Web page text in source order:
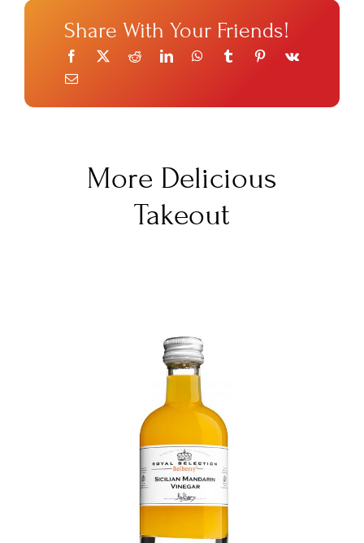
Share With Your Friends!
More Delicious
Takeout
DETAILS